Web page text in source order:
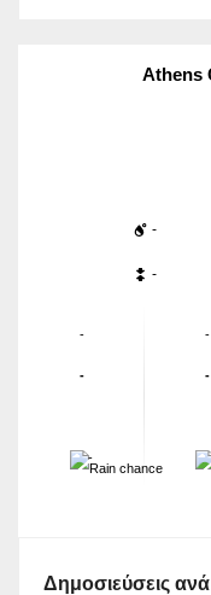
Athens
-
-
-
-
-
-
-
Δημοσιεύσεις